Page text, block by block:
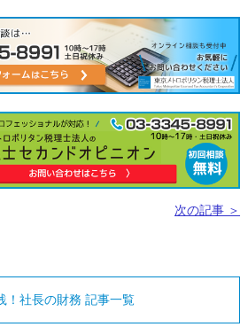
次の記事 ＞
！社長の財務 記事一覧